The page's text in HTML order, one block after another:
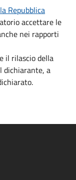
Repubblica
accettare le
nei rapporti
il rilascio della
dichiarante, a